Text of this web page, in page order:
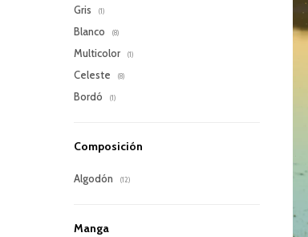
Gris (1)
Blanco (8)
Multicolor (1)
Celeste (8)
Bordó (1)
Composición
Algodón (12)
Manga